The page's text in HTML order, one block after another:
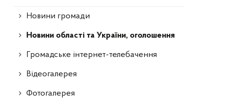
Новини громади
Новини області та України, оголошення
Громадське інтернет-телебачення
Відеогалерея
Фотогалерея